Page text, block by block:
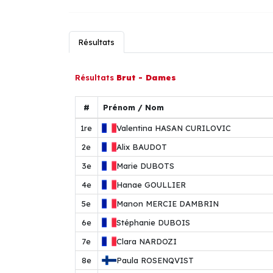
Résultats
Résultats Brut - Dames
# Prénom / Nom
1re Valentina HASAN CURILOVIC
2e
Alix BAUDOT
3e
Marie DUBOTS
4e
Hanae GOULLIER
5e
Manon MERCIE DAMBRIN
6e
Stéphanie DUBOIS
7e
Clara NARDOZI
8e
Paula ROSENQVIST